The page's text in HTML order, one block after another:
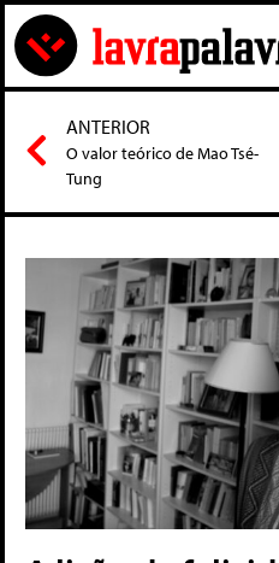
ANTERIOR
O valor teórico de Mao Tsé-
Tung